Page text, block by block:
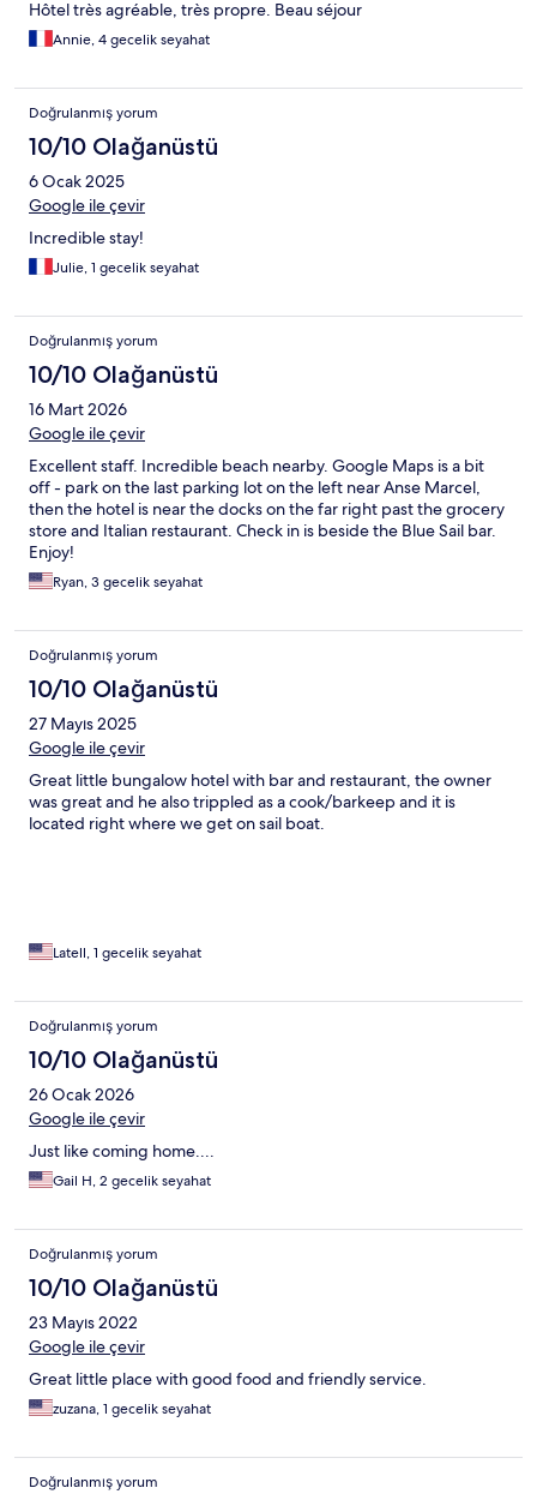
Hôtel très agréable, très propre. Beau séjour
Annie, 4 gecelik seyahat
Doğrulanmış yorum
10/10 Olağanüstü
6 Ocak 2025
Google ile çevir
Incredible stay!
Julie, 1 gecelik seyahat
Doğrulanmış yorum
10/10 Olağanüstü
16 Mart 2026
Google ile çevir
Excellent staff. Incredible beach nearby. Google Maps is a bit
off - park on the last parking lot on the left near Anse Marcel,
then the hotel is near the docks on the far right past the grocery
store and Italian restaurant. Check in is beside the Blue Sail bar.
Enjoy!
Ryan, 3 gecelik seyahat
Doğrulanmış yorum
10/10 Olağanüstü
27 Mayıs 2025
Google ile çevir
Great little bungalow hotel with bar and restaurant, the owner
was great and he also trippled as a cook/barkeep and it is
located right where we get on sail boat.
Latell, 1 gecelik seyahat
Doğrulanmış yorum
10/10 Olağanüstü
26 Ocak 2026
Google ile çevir
Just like coming home....
Gail H, 2 gecelik seyahat
Doğrulanmış yorum
10/10 Olağanüstü
23 Mayıs 2022
Google ile çevir
Great little place with good food and friendly service.
zuzana, 1 gecelik seyahat
Doğrulanmış yorum